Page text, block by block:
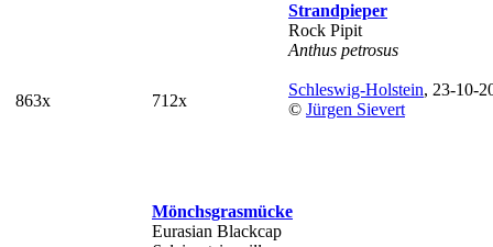
863x 712x
Strandpieper
Rock Pipit
Anthus petrosus
Schleswig-Holstein, 23-10-
© Jürgen Sievert
Mönchsgrasmücke
Eurasian Blackcap